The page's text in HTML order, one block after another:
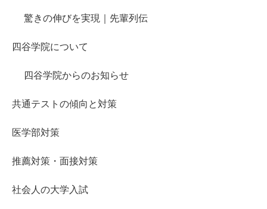
驚きの伸びを実現｜先輩列伝
四谷学院について
四谷学院からのお知らせ
共通テストの傾向と対策
医学部対策
推薦対策・面接対策
社会人の大学入試